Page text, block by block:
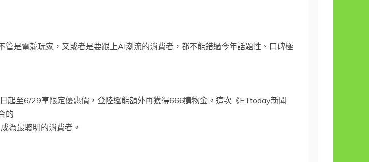
是電競玩家，又或者是要跟上AI潮流的消費者，都不能錯過今年話題性、口碑極
起至6/29享限定優惠價，登陸還能額外再獲得666購物金。這次《ETtoday新聞
的
為最聰明的消費者。